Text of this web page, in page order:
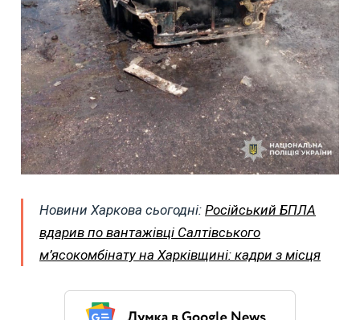
Новини Харкова сьогодні: Російський БПЛА
вдарив по вантажівці Салтівського
м’ясокомбінату на Харківщині: кадри з місця